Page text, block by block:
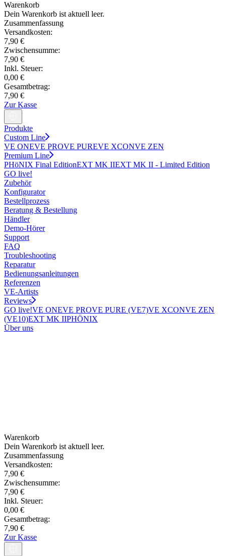
Warenkorb
Dein Warenkorb ist aktuell leer.
Zusammenfassung
Versandkosten:
7,90 €
Zwischensumme:
7,90 €
Inkl. Steuer:
0,00 €
Gesamtbetrag:
7,90 €
Zur Kasse
Produkte
Custom Line
VE ONEVE PROVE PUREVE XCONVE ZEN
Premium Line
PHöNIX Final EditionEXT MK IIEXT MK II - Limited Edition
GO live!
Zubehör
Konfigurator
Bestellprozess
Beratung & Bestellung
Händler
Demo-Hörer
Support
FAQ
Troubleshooting
Reparatur
Bedienungsanleitungen
Referenzen
VE-Artists
Reviews
GO live!VE ONEVE PROVE PURE (VE7)VE XCONVE ZEN
(VE10)EXT MK IIPHÖNIX
Über uns
Warenkorb
Dein Warenkorb ist aktuell leer.
Zusammenfassung
Versandkosten:
7,90 €
Zwischensumme:
7,90 €
Inkl. Steuer:
0,00 €
Gesamtbetrag:
7,90 €
Zur Kasse